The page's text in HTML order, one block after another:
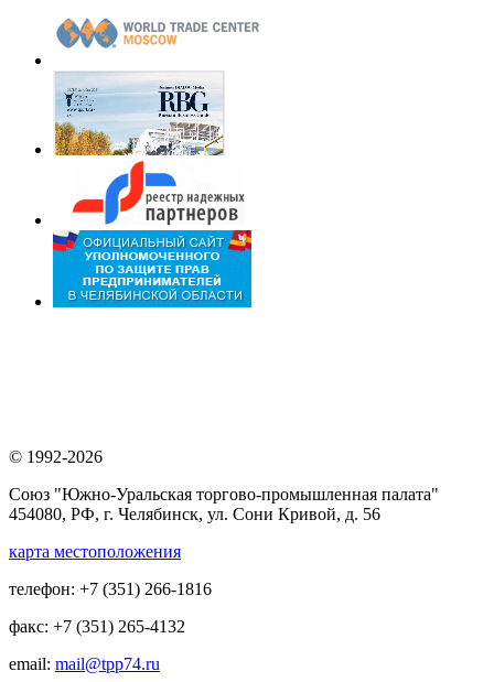
© 1992-2026
Союз "Южно-Уральская торгово-промышленная палата"
454080, РФ, г. Челябинск, ул. Сони Кривой, д. 56
карта местоположения
телефон: +7 (351) 266-1816
факс: +7 (351) 265-4132
email: mail@tpp74.ru